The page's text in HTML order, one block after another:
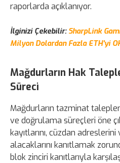
raporlarda açıklanıyor.
İlginizi Çekebilir: SharpLink
Milyon Dolardan Fazla ETH'yi
Mağdurların Hak
Süreci
Mağdurların tazminat
ve doğrulama süreçleri öne
kayıtlarını, cüzdan
alacaklarını kanıtlamak
blok zinciri kanıtlarıyla